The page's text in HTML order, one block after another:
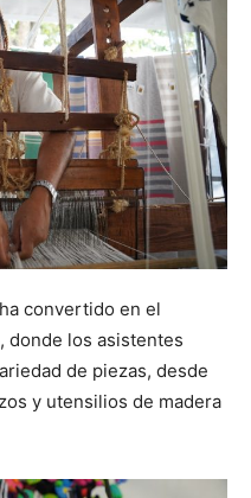
convertido en el
donde los asistentes
de piezas, desde
y utensilios de madera